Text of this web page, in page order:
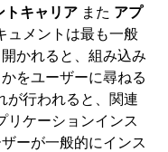
トキャリアまた アプ
ュメントは最も一般
かれると、組み込み
をユーザーに尋ねる
が行われると、関連
リケーションインス
ーが一般的にインス